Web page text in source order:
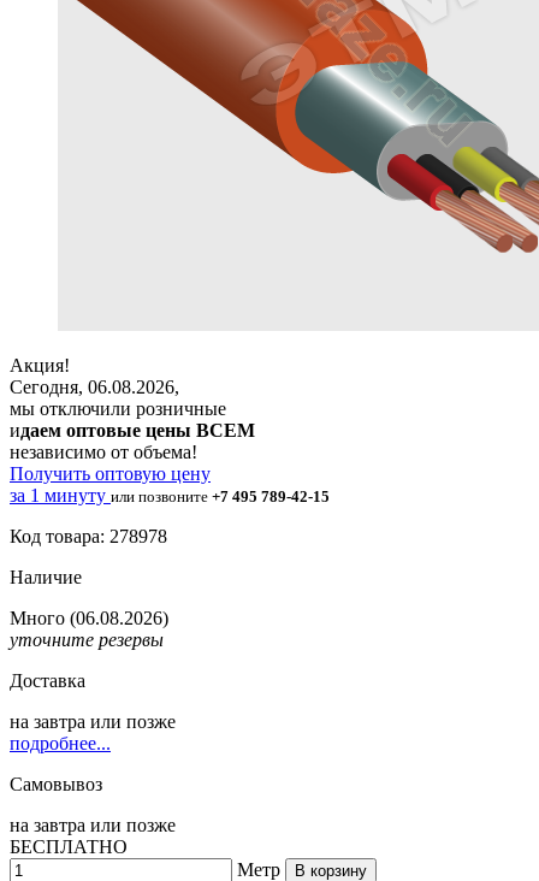
Акция!
Сегодня, 06.08.2026,
мы отключили розничные
идаем оптовые цены ВСЕМ
независимо от объема!
Получить оптовую цену
за 1 минуту или позвоните +7 495 789-42-15
Код товара: 278978
Наличие
Много (06.08.2026)
уточните резервы
Доставка
на завтра или позже
подробнее...
Самовывоз
на завтра или позже
БЕСПЛАТНО
Метр
В корзину